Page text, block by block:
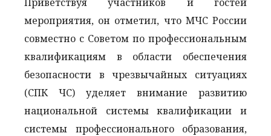
мероприятия, он отметил, что МЧС России
совместно с Советом по профессиональным
квалификациям в области обеспечения
безопасности в чрезвычайных ситуациях
(СПК ЧС) уделяет внимание развитию
национальной системы квалификации и
системы профессионального образования,